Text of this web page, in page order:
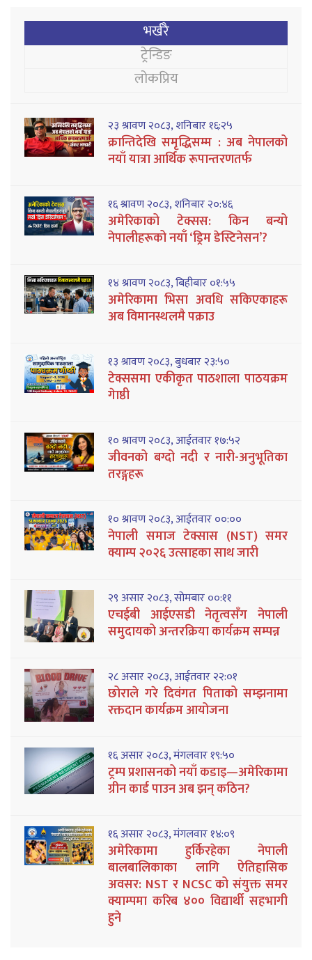
भर्खरै
ट्रेन्डिङ
लोकप्रिय
२३ श्रावण २०८३, शनिबार १६:२५
क्रान्तिदेखि समृद्धिसम्म : अब नेपालको
नयाँ यात्रा आर्थिक रूपान्तरणतर्फ
१६ श्रावण २०८३, शनिबार २०:४६
अमेरिकाको टेक्सस: किन बन्यो
नेपालीहरूको नयाँ ‘ड्रिम डेस्टिनेसन’?
१४ श्रावण २०८३, बिहीबार ०१:५५
अमेरिकामा भिसा अवधि सकिएकाहरू
अब विमानस्थलमै पक्राउ
१३ श्रावण २०८३, बुधबार २३:५०
टेक्ससमा एकीकृत पाठशाला पाठयक्रम
गेाष्ठी
१० श्रावण २०८३, आईतवार १७:५२
जीवनको बग्दो नदी र नारी-अनुभूतिका
तरङ्गहरू
१० श्रावण २०८३, आईतवार ००:००
नेपाली समाज टेक्सास (NST) समर
क्याम्प २०२६ उत्साहका साथ जारी
२९ असार २०८३, सोमबार ००:११
एचईबी आईएसडी नेतृत्वसँग नेपाली
समुदायको अन्तरक्रिया कार्यक्रम सम्पन्न
२८ असार २०८३, आईतवार २२:०१
छोराले गरे दिवंगत पिताको सम्झनामा
रक्तदान कार्यक्रम आयोजना
१६ असार २०८३, मंगलवार १९:५०
ट्रम्प प्रशासनको नयाँ कडाइ—अमेरिकामा
ग्रीन कार्ड पाउन अब झन् कठिन?
१६ असार २०८३, मंगलवार १४:०९
अमेरिकामा हुर्किरहेका नेपाली
बालबालिकाका लागि ऐतिहासिक
अवसर: NST र NCSC को संयुक्त समर
क्याम्पमा करिब ४०० विद्यार्थी सहभागी
हुने